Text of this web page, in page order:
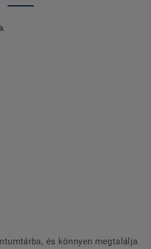
és könnyen megtalálja